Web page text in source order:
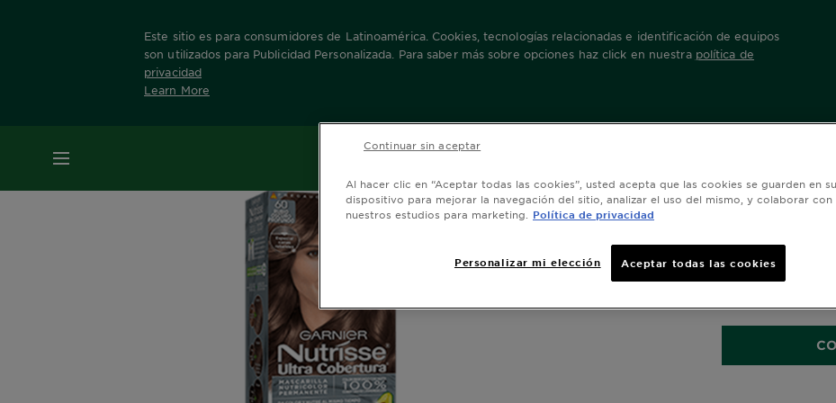
Este sitio es para consumidores de Latinoamérica. Cookies, tecnologías relacionadas e identificación de equipos
son utilizados para Publicidad Personalizada. Para saber más sobre opciones haz click en nuestra política de
privacidad
Learn More
MENÚ
Home Nuestras Marcas
60 Rubio
Oops!! some error
for more details!!
Al hacer clic en “Aceptar todas las cookies”, usted acepta que las cookies se guarden en su
dispositivo para mejorar la navegación del sitio, analizar el uso del mismo, y colaborar con
nuestros estudios para marketing.
Política de privacidad
Personalizar mi elección Aceptar todas las cookies
Continuar sin aceptar